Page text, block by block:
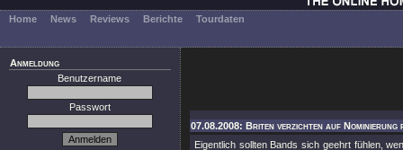
Home News Reviews Berichte Tourdaten
Anmeldung
Benutzername
Passwort
07.08.2008: Briten verzichten auf
Eigentlich sollten Bands sich geehrt fühlen,